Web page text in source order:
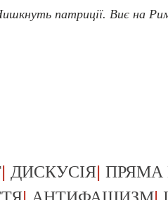
патриції. Виє на
| ДИСКУСІЯ| ПРЯМА